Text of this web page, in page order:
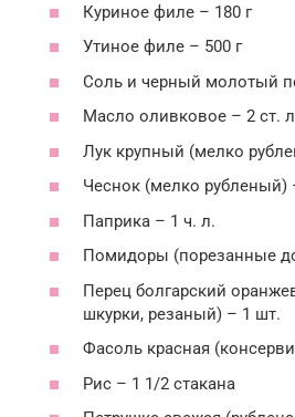
Куриное филе – 180 г
Утиное филе – 500 г
Соль и черный молотый
Масло оливковое – 2 ст.
Лук крупный (мелко
Чеснок (мелко рубленый)
Паприка – 1 ч. л.
Помидоры (порезанные
Перец болгарский
шкурки, резаный) – 1 шт.
Фасоль красная
Рис – 1 1/2 стакана